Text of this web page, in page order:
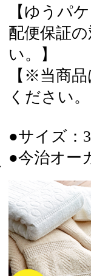
【ゆうパ
配便保証
い。】
【※当商
ください。
●サイズ：
●今治オ